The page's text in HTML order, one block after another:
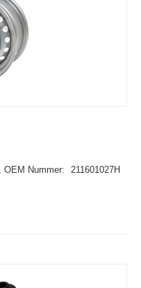
OEM Nummer:
211601027H